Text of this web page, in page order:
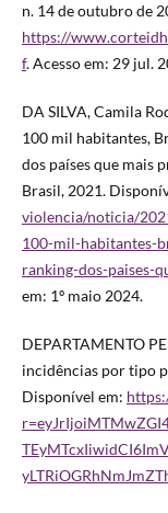
n. 14 de outubro de
https://
f. Acesso em: 29 jul.
DA SILVA, Camila
100 mil habitantes,
dos países que mais
Brasil, 2021.
violencia/noticia/
100-mil-habitantes-
ranking-dos-paises-
em: 1º maio 2024.
DEPARTAMENTO
incidências por tipo
Disponível em: